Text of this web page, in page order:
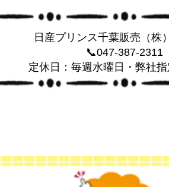
日産プリンス千葉販売（株
📞047-387-2311
定休日：毎週水曜日・弊社